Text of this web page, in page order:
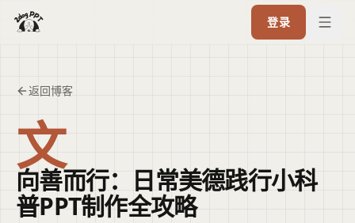
登录
返回博客
文
向善而行：日常美德践行小科
普PPT制作全攻略